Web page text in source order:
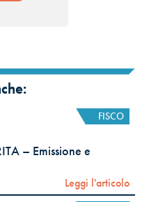
FISCO
– Emissione e
Leggi l'articolo